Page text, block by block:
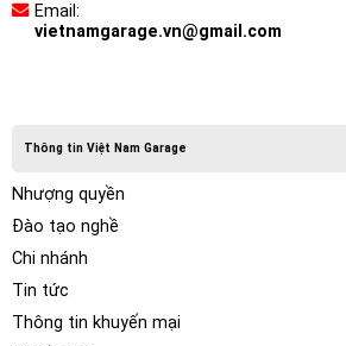
Email:
vietnamgarage.vn@gmail.com
Thông tin Việt Nam Garage
Nhượng quyền
Đào tạo nghề
Chi nhánh
Tin tức
Thông tin khuyến mại